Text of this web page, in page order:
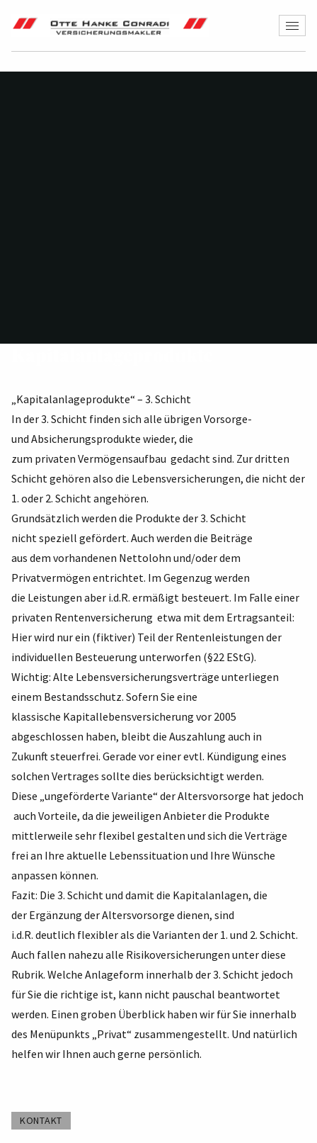
„Kapitalanlageprodukte“ – 3. Schicht
In der 3. Schicht finden sich alle übrigen Vorsorge-
und Absicherungsprodukte wieder, die
zum privaten Vermögensaufbau gedacht sind. Zur dritten
Schicht gehören also die Lebensversicherungen, die nicht der
1. oder 2. Schicht angehören.
Grundsätzlich werden die Produkte der 3. Schicht
nicht speziell gefördert. Auch werden die Beiträge
aus dem vorhandenen Nettolohn und/oder dem
Privatvermögen entrichtet. Im Gegenzug werden
die Leistungen aber i.d.R. ermäßigt besteuert. Im Falle einer
privaten Rentenversicherung etwa mit dem Ertragsanteil:
Hier wird nur ein (fiktiver) Teil der Rentenleistungen der
individuellen Besteuerung unterworfen (§22 EStG).
Wichtig: Alte Lebensversicherungsverträge unterliegen
einem Bestandsschutz. Sofern Sie eine
klassische Kapitallebensversicherung vor 2005
abgeschlossen haben, bleibt die Auszahlung auch in
Zukunft steuerfrei. Gerade vor einer evtl. Kündigung eines
solchen Vertrages sollte dies berücksichtigt werden.
Diese „ungeförderte Variante“ der Altersvorsorge hat jedoch
auch Vorteile, da die jeweiligen Anbieter die Produkte
mittlerweile sehr flexibel gestalten und sich die Verträge
frei an Ihre aktuelle Lebenssituation und Ihre Wünsche
anpassen können.
Fazit: Die 3. Schicht und damit die Kapitalanlagen, die
der Ergänzung der Altersvorsorge dienen, sind
i.d.R. deutlich flexibler als die Varianten der 1. und 2. Schicht.
Auch fallen nahezu alle Risikoversicherungen unter diese
Rubrik. Welche Anlageform innerhalb der 3. Schicht jedoch
für Sie die richtige ist, kann nicht pauschal beantwortet
werden. Einen groben Überblick haben wir für Sie innerhalb
des Menüpunkts „Privat“ zusammengestellt. Und natürlich
helfen wir Ihnen auch gerne persönlich.
KONTAKT